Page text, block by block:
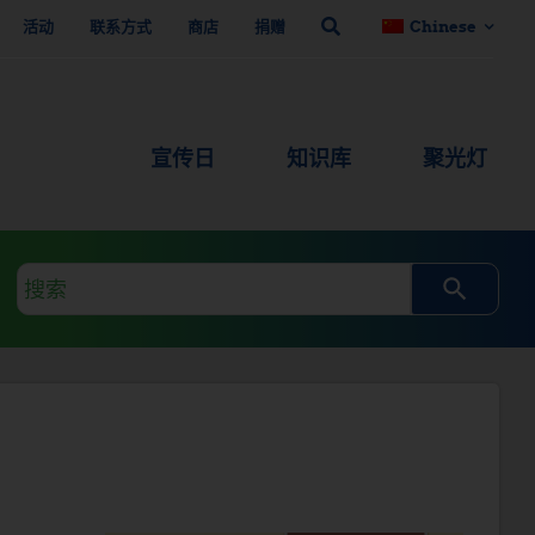
活动 联系方式 商店 捐赠 Chinese
宣传日 知识库 聚光灯
搜
索
查